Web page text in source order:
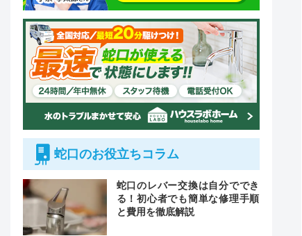
蛇口のお役立ちコラム
蛇口のレバー交換は自分ででき
る！初心者でも簡単な修理手順
と費用を徹底解説